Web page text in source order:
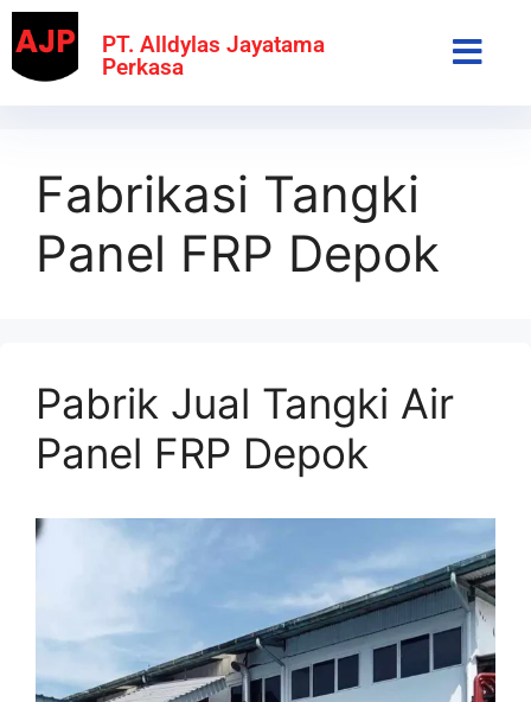
PT. Alldylas Jayatama
Perkasa
Fabrikasi Tangki
Panel FRP Depok
Pabrik Jual Tangki Air
Panel FRP Depok